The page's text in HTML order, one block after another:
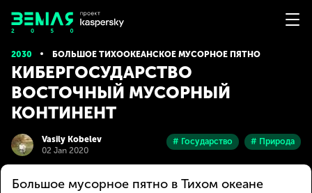
2030 БОЛЬШОЕ ТИХООКЕАНСКОЕ МУСОРНОЕ ПЯТНО
КИБЕРГОСУДАРСТВО
ВОСТОЧНЫЙ МУСОРНЫЙ
КОНТИНЕНТ
Vasily Kobelev
02 Jan 2020
# Государство # Природа
Большое мусорное пятно в Тихом океане